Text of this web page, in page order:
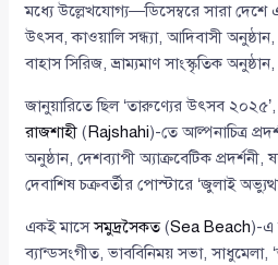
মধ্যে উল্লেখযোগ্য—ডিসেম্বরে সারা দেশে
উৎসব, কাওয়ালি সন্ধ্যা, আদিবাসী অনুষ্ঠান,
বাহাস সিরিজ, ভ্রাম্যমাণ সাংস্কৃতিক
জানুয়ারিতে ছিল ‘তারুণ্যের উৎসব ২০২৫’,
রাজশাহী (Rajshahi)-তে আল্পনাচিত্র
অনুষ্ঠান, দেশব্যাপী অ্যাক্রবেটিক প্রদর্শনী,
দেবাশিষ চক্রবর্তীর পোস্টারে ‘জুলাই
একই মাসেসমুদ্রসৈকত(Sea Beach)-এ
ব্যান্ডসংগীত, ভাববিনিময় সভা, সাধুমেলা,